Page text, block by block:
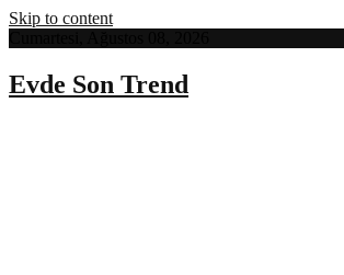
Skip to content
Evde Son Trend